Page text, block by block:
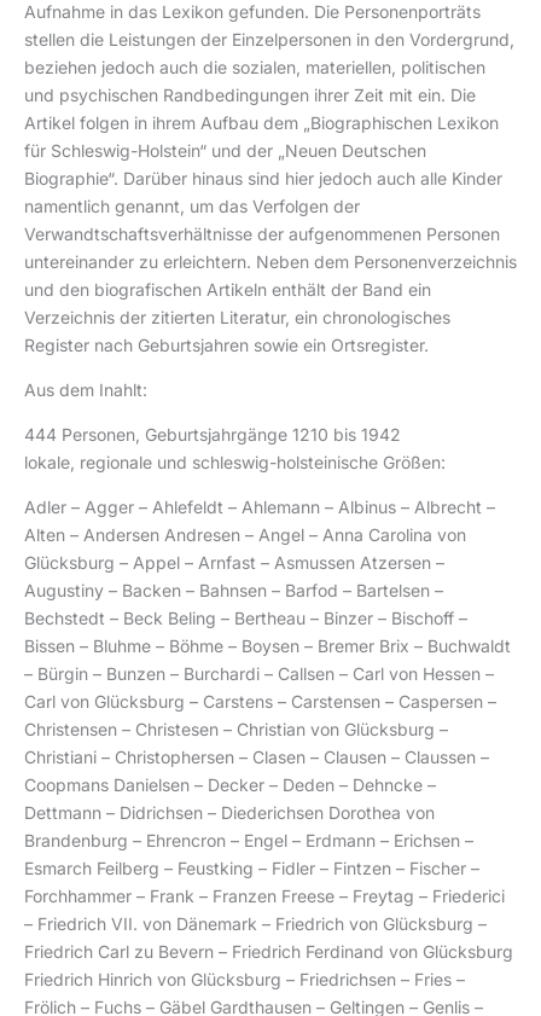
Aufnahme in das Lexikon gefunden. Die Personenporträts
stellen die Leistungen der Einzelpersonen in den Vordergrund,
beziehen jedoch auch die sozialen, materiellen, politischen
und psychischen Randbedingungen ihrer Zeit mit ein. Die
Artikel folgen in ihrem Aufbau dem „Biographischen Lexikon
für Schleswig-Holstein“ und der „Neuen Deutschen
Biographie“. Darüber hinaus sind hier jedoch auch alle Kinder
namentlich genannt, um das Verfolgen der
Verwandtschaftsverhältnisse der aufgenommenen Personen
untereinander zu erleichtern. Neben dem Personenverzeichnis
und den biografischen Artikeln enthält der Band ein
Verzeichnis der zitierten Literatur, ein chronologisches
Register nach Geburtsjahren sowie ein Ortsregister.
Aus dem Inahlt:
444 Personen, Geburtsjahrgänge 1210 bis 1942
lokale, regionale und schleswig-holsteinische Größen:
Adler – Agger – Ahlefeldt – Ahlemann – Albinus – Albrecht –
Alten – Andersen Andresen – Angel – Anna Carolina von
Glücksburg – Appel – Arnfast – Asmussen Atzersen –
Augustiny – Backen – Bahnsen – Barfod – Bartelsen –
Bechstedt – Beck Beling – Bertheau – Binzer – Bischoff –
Bissen – Bluhme – Böhme – Boysen – Bremer Brix – Buchwaldt
– Bürgin – Bunzen – Burchardi – Callsen – Carl von Hessen –
Carl von Glücksburg – Carstens – Carstensen – Caspersen –
Christensen – Christesen – Christian von Glücksburg –
Christiani – Christophersen – Clasen – Clausen – Claussen –
Coopmans Danielsen – Decker – Deden – Dehncke –
Dettmann – Didrichsen – Diederichsen Dorothea von
Brandenburg – Ehrencron – Engel – Erdmann – Erichsen –
Esmarch Feilberg – Feustking – Fidler – Fintzen – Fischer –
Forchhammer – Frank – Franzen Freese – Freytag – Friederici
– Friedrich VII. von Dänemark – Friedrich von Glücksburg –
Friedrich Carl zu Bevern – Friedrich Ferdinand von Glücksburg
Friedrich Hinrich von Glücksburg – Friedrichsen – Fries –
Frölich – Fuchs – Gäbel Gardthausen – Geltingen – Genlis –